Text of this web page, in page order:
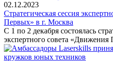
02.12.2023
Стратегическая сессия
Первых» в г. Москва
С 1 по 2 декабря состоялась
экспертного совета